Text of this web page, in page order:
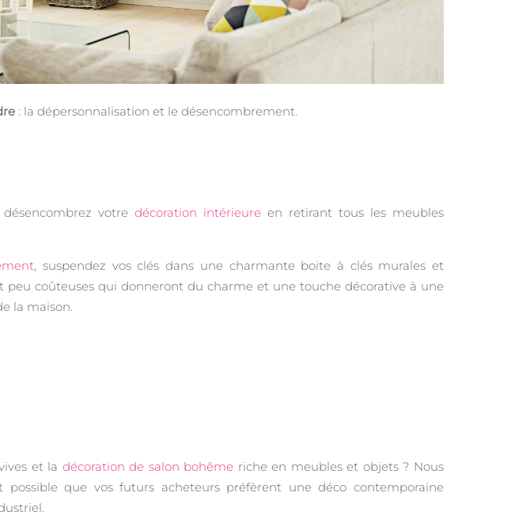
: la dépersonnalisation et le désencombrement.
désencombrez votredécoration intérieure en retirant tous les meubles
, suspendez vos clés dans une charmante boite à clés murales et
peu coûteuses qui donneront du charme et une touche décorative à une
la maison.
et la décoration de salon bohême riche en meubles et objets ? Nous
possible que vos futurs acheteurs préfèrent une déco contemporaine